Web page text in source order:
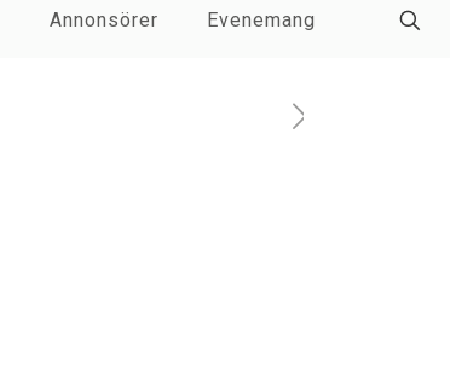
Annonsörer Evenemang